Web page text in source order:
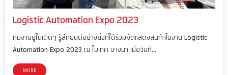
Logistic Automation Expo 2023
ทีมงานยูไนเต็ดฯ รู้สึกยินดีอย่างยิ่งที่ได้ร่วมจัดแสดงสินค้าในงาน Logistic
Automation Expo 2023 ณ ไบเทค บางนา เมื่อวันที่…
MORE